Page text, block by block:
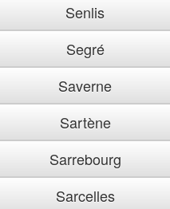
Senlis
Segré
Saverne
Sartène
Sarrebourg
Sarcelles